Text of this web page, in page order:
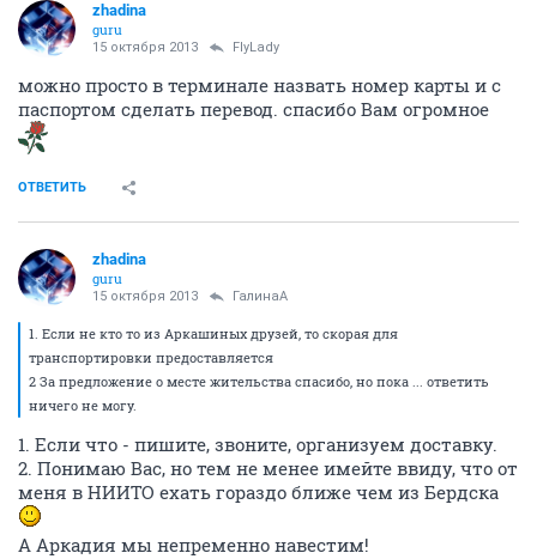
zhadina
guru
15 октября 2013 FlyLady
можно просто в терминале назвать номер карты и с
паспортом сделать перевод. спасибо Вам огромное
ОТВЕТИТЬ
zhadina
guru
15 октября 2013 ГалинаА
1. Если не кто то из Аркашиных друзей, то скорая для
транспортировки предоставляется
2 За предложение о месте жительства спасибо, но пока ... ответить
ничего не могу.
1. Если что - пишите, звоните, организуем доставку.
2. Понимаю Вас, но тем не менее имейте ввиду, что от
меня в НИИТО ехать гораздо ближе чем из Бердска
А Аркадия мы непременно навестим!